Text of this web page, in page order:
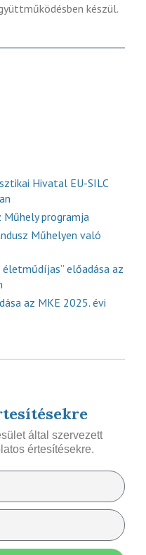
készül.
Hivatal EU-SILC
Műhely programja
Műhelyen való
életműdíjas” előadása az
az MKE 2025. évi
által szervezett
értesítésekre.